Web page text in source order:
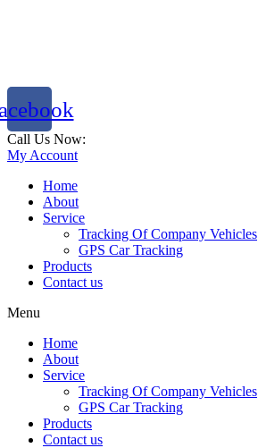
Call Us Now:
My Account
Home
About
Service
Tracking Of Company Vehicles
GPS Car Tracking
Products
Contact us
Menu
Home
About
Service
Tracking Of Company Vehicles
GPS Car Tracking
Products
Contact us